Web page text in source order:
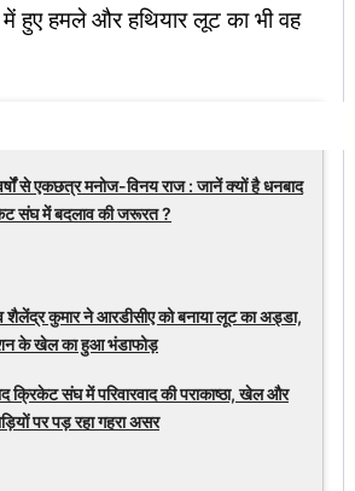
हुए हमले और हथियार लूट का भी वह
से एकछत्र मनोज-विनय राज : जानें क्यों है धनबाद
संघ में बदलाव की जरूरत ?
शैलेंद्र कुमार ने आरडीसीए को बनाया लूट का अड्डा,
के खेल का हुआ भंडाफोड़
क्रिकेट संघ में परिवारवाद की पराकाष्ठा, खेल और
पर पड़ रहा गहरा असर